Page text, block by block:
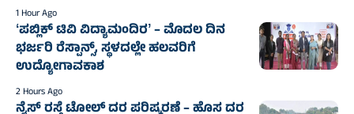
1 Hour Ago
ʻಪಬ್ಲಿಕ್‌ ಟಿವಿ ವಿದ್ಯಾಮಂದಿರʼ – ಮೊದಲ ದಿನ
ಭರ್ಜರಿ ರೆಸ್ಪಾನ್ಸ್‌, ಸ್ಥಳದಲ್ಲೇ ಹಲವರಿಗೆ
ಉದ್ಯೋಗಾವಕಾಶ
2 Hours Ago
ನೈಸ್‌ ರಸ್ತೆ ಟೋಲ್‌ ದರ ಪರಿಷ್ಕರಣೆ – ಹೊಸ ದರ